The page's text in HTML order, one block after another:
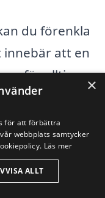
du förenkla
innebär att en
för allting.
eller
en stor fördel
bästa
i
×
för att förbättra
webbplats samtycker
Läs mer
ALLT